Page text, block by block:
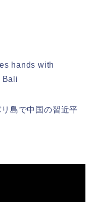
hands with
Bali
島で中国の習近平